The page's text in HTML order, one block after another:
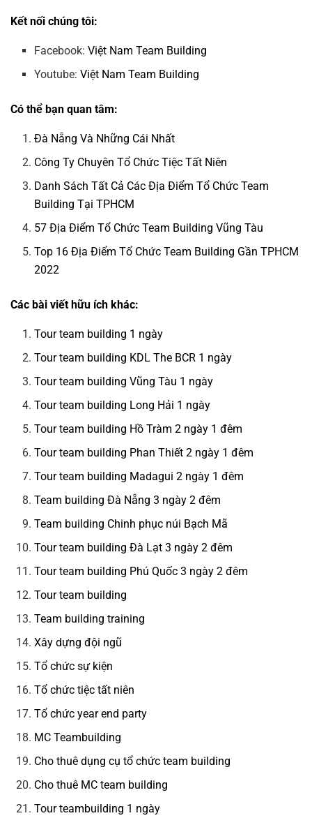
Kết nối chúng tôi:
Facebook:Việt Nam Team Building
Youtube:Việt Nam Team Building
Có thể bạn quan tâm:
Đà Nẵng Và Những Cái Nhất
Công Ty Chuyên Tổ Chức Tiệc Tất Niên
Danh Sách Tất Cả Các Địa Điểm Tổ Chức Team
Building Tại TPHCM
57 Địa Điểm Tổ Chức Team Building Vũng Tàu
Top 16 Địa Điểm Tổ Chức Team Building Gần TPHCM
2022
Các bài viết hữu ích khác:
Tour team building 1 ngày
Tour team building KDL The BCR 1 ngày
Tour team building Vũng Tàu 1 ngày
Tour team building Long Hải 1 ngày
Tour team building Hồ Tràm 2 ngày 1 đêm
Tour team building Phan Thiết 2 ngày 1 đêm
Tour team building Madagui 2 ngày 1 đêm
Team building Đà Nẵng 3 ngày 2 đêm
Team building Chinh phục núi Bạch Mã
Tour team building Đà Lạt 3 ngày 2 đêm
Tour team building Phú Quốc 3 ngày 2 đêm
Tour team building
Team building training
Xây dựng đội ngũ
Tổ chức sự kiện
Tổ chức tiệc tất niên
Tổ chức year end party
MC Teambuilding
Cho thuê dụng cụ tổ chức team building
Cho thuê MC team building
Tour teambuilding 1 ngày